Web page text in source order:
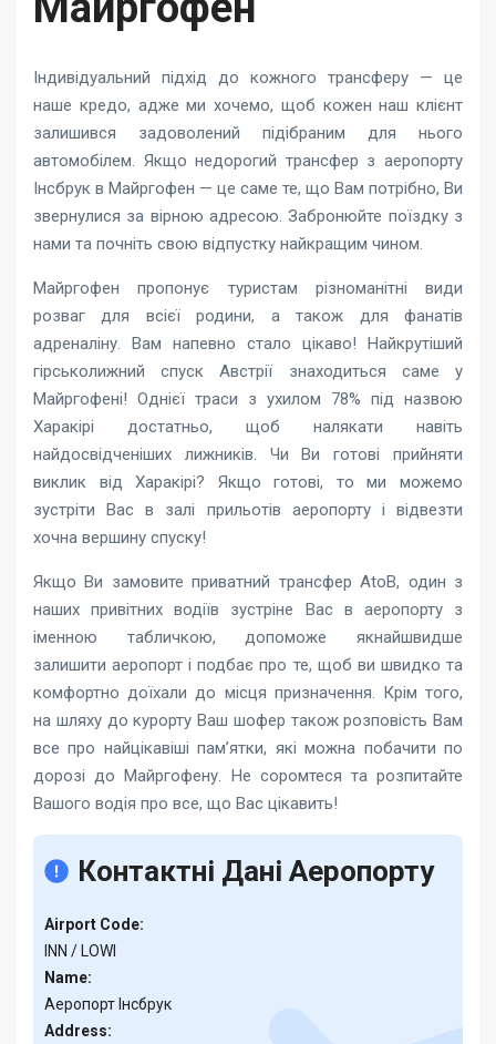
Індивідуальний підхід до кожного трансферу — це
наше кредо, адже ми хочемо, щоб кожен наш клієнт
залишився задоволений підібраним для нього
автомобілем. Якщо недорогий трансфер з аеропорту
Інсбрук в Майргофен — це саме те, що Вам потрібно, Ви
звернулися за вірною адресою. Забронюйте поїздку з
нами та почніть свою відпустку найкращим чином.
Майргофен пропонує туристам різноманітні види
розваг для всієї родини, а також для фанатів
адреналіну. Вам напевно стало цікаво! Найкрутіший
гірськолижний спуск Австрії знаходиться саме у
Майргофені! Однієї траси з ухилом 78% під назвою
Харакірі достатньо, щоб налякати навіть
найдосвідченіших лижників. Чи Ви готові прийняти
виклик від Харакірі? Якщо готові, то ми можемо
зустріти Вас в залі прильотів аеропорту і відвезти
хочна вершину спуску!
Якщо Ви замовите приватний трансфер AtoB, один з
наших привітних водіїв зустріне Вас в аеропорту з
іменною табличкою, допоможе якнайшвидше
залишити аеропорт і подбає про те, щоб ви швидко та
комфортно доїхали до місця призначення. Крім того,
на шляху до курорту Ваш шофер також розповість Вам
все про найцікавіші пам’ятки, які можна побачити по
дорозі до Майргофену. Не соромтеся та розпитайте
Вашого водія про все, що Вас цікавить!
Контактні Дані Аеропорту
Airport Code:
INN / LOWI
Name:
Аеропорт Інсбрук
Address: